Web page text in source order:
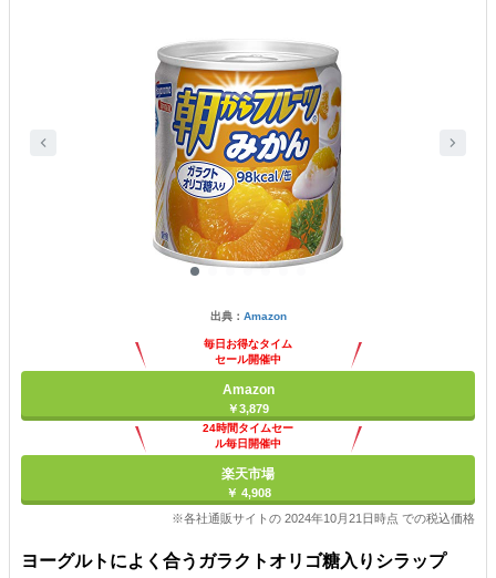
出典： Amazon
毎日お得なタイム
セール開催中
Amazon
￥3,879
24時間タイムセー
ル毎日開催中
楽天市場
￥ 4,908
※各社通販サイトの 2024年10月21日時点 での税込価格
ヨーグルトによく合うガラクトオリゴ糖入りシラップ